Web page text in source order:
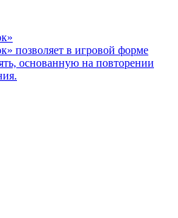
позволяет в игровой форме
основанную на повторении